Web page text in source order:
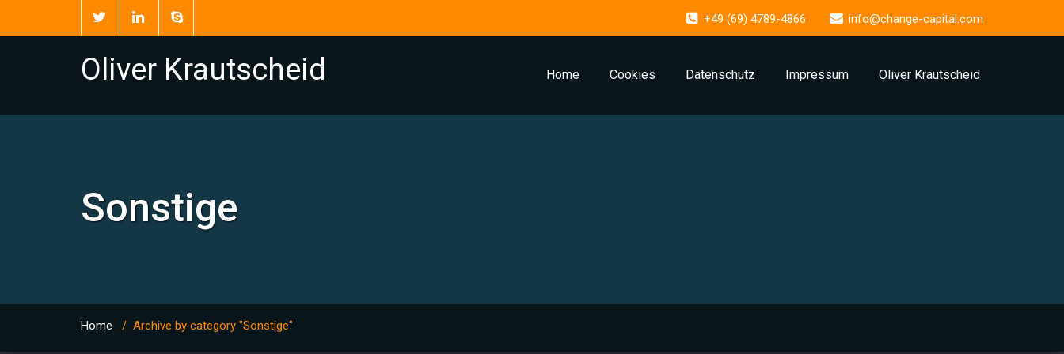
+49 (69) 4789-4866 info@change-capital.com
Oliver Krautscheid Home Cookies Datenschutz Impressum Oliver Krautscheid
Sonstige
Home / Archive by category "Sonstige"